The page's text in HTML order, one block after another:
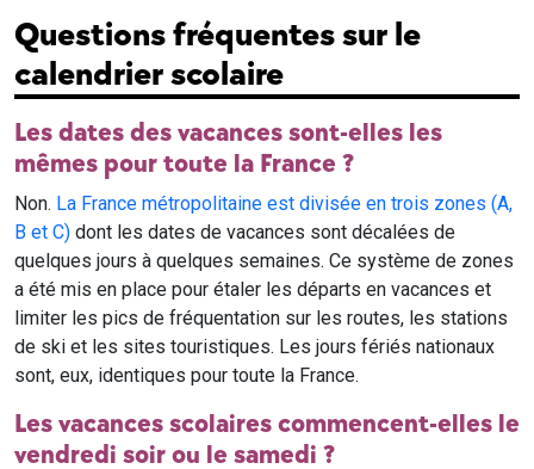
Questions fréquentes sur le
calendrier scolaire
Les dates des vacances sont-elles les
mêmes pour toute la France ?
Non. La France métropolitaine est divisée en trois zones (A,
B et C) dont les dates de vacances sont décalées de
quelques jours à quelques semaines. Ce système de zones
a été mis en place pour étaler les départs en vacances et
limiter les pics de fréquentation sur les routes, les stations
de ski et les sites touristiques. Les jours fériés nationaux
sont, eux, identiques pour toute la France.
Les vacances scolaires commencent-elles le
vendredi soir ou le samedi ?